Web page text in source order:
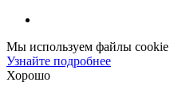
Мы используем файлы cookie
Узнайте подробнее
Хорошо